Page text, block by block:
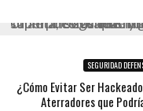
SEGURIDAD
¿Cómo Evitar Ser
Aterradores que